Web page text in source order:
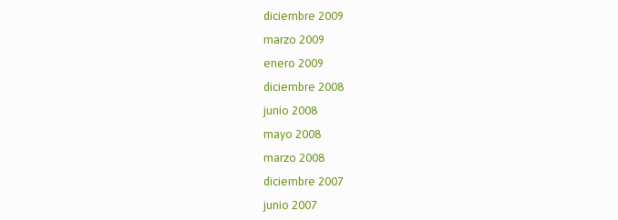
diciembre 2009
marzo 2009
enero 2009
diciembre 2008
junio 2008
mayo 2008
marzo 2008
diciembre 2007
junio 2007